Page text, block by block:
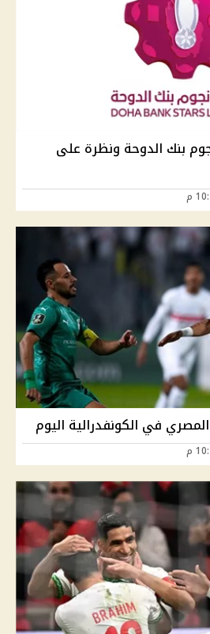
بنك الدوحة ونظرة على
في الكونفدرالية اليوم